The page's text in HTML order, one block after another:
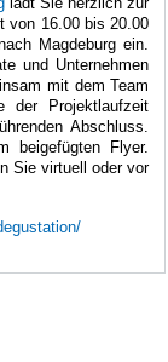
von 16.00 bis 20.00
Magdeburg ein.
und Unternehmen
mit dem Team
der
Projektlaufzeit
Abschluss.
beigefügten Flyer.
Sie virtuell oder vor